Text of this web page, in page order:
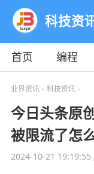
科技资
首页 编程
教程
平面
业界资讯> 科技资讯>
今日头条原
被限流了怎
2024-10-21 19:19:55